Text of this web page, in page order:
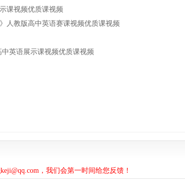
课视频优质课视频
》人教版高中英语赛课视频优质课视频
中英语展示课视频优质课视频
，我们会第一时间给您反馈！